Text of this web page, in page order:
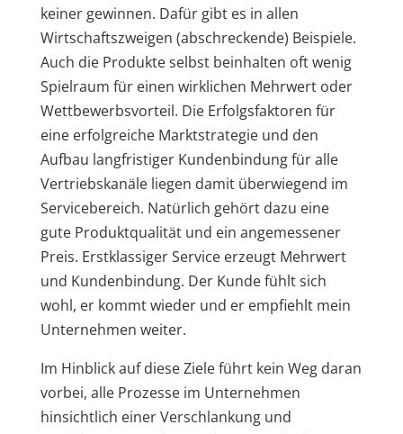
keiner gewinnen. Dafür gibt es in allen
Wirtschaftszweigen (abschreckende) Beispiele.
Auch die Produkte selbst beinhalten oft wenig
Spielraum für einen wirklichen Mehrwert oder
Wettbewerbsvorteil. Die Erfolgsfaktoren für
eine erfolgreiche Marktstrategie und den
Aufbau langfristiger Kundenbindung für alle
Vertriebskanäle liegen damit überwiegend im
Servicebereich. Natürlich gehört dazu eine
gute Produktqualität und ein angemessener
Preis. Erstklassiger Service erzeugt Mehrwert
und Kundenbindung. Der Kunde fühlt sich
wohl, er kommt wieder und er empfiehlt mein
Unternehmen weiter.
Im Hinblick auf diese Ziele führt kein Weg daran
vorbei, alle Prozesse im Unternehmen
hinsichtlich einer Verschlankung und